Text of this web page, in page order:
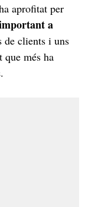
aprofitat per
a
de clients i uns
que més ha